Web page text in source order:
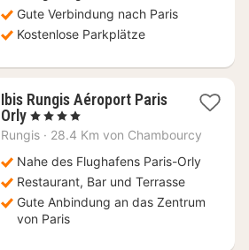
€
Gute Verbindung nach Paris
Kostenlose Parkplätze
Ibis Rungis Aéroport Paris
Orly1
Nacht
ab
89
€
, 4 Sterne
Rungis · 28.4 Km von Chambourcy
Nahe des Flughafens Paris-Orly
Restaurant, Bar und Terrasse
Gute Anbindung an das Zentrum
von Paris